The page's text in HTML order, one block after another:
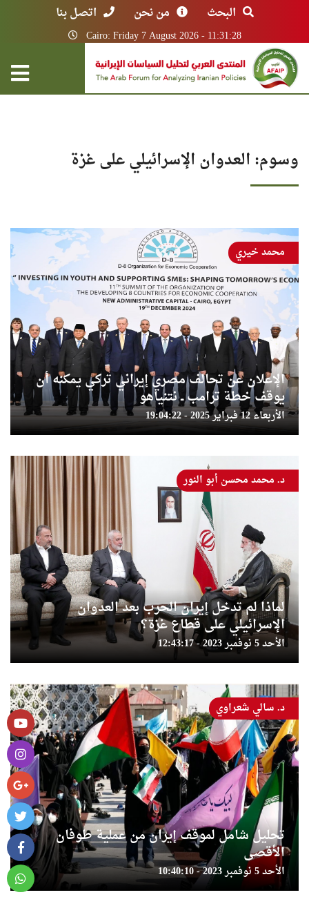
البحث من نحن اتصل بنا
Cairo: Friday 7 August 2026 - 11:31:28
وسوم: العدوان الإسرائيلي على غزة
الإعلان عن تحالف مصري إيراني تركي يمكنه أن
يوقف خطة ترامب ــ نتنياهو
الأربعاء 12 فبراير 2025 - 19:04:22
محمد خيري
لماذا لم تدخل إيران الحرب بعد العدوان
الإسرائيلي على قطاع غزة؟
الأحد 5 نوفمبر 2023 - 12:43:17
د. محمد محسن أبو النور
تحليل شامل لموقف إيران من عملية طوفان
الأقصى
الأحد 5 نوفمبر 2023 - 10:40:10
د. سالي شعراوي